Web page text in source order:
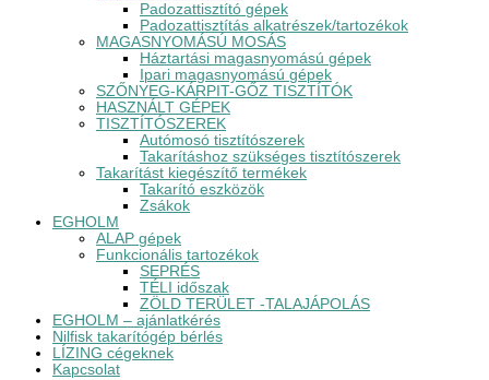
Padozattisztító gépek
Padozattisztítás alkatrészek/tartozékok
MAGASNYOMÁSÚ MOSÁS
Háztartási magasnyomású gépek
Ipari magasnyomású gépek
SZŐNYEG-KÁRPIT-GŐZ TISZTÍTÓK
HASZNÁLT GÉPEK
TISZTÍTÓSZEREK
Autómosó tisztítószerek
Takarításhoz szükséges tisztítószerek
Takarítást kiegészítő termékek
Takarító eszközök
Zsákok
EGHOLM
ALAP gépek
Funkcionális tartozékok
SEPRÉS
TÉLI időszak
ZÖLD TERÜLET -TALAJÁPOLÁS
EGHOLM – ajánlatkérés
Nilfisk takarítógép bérlés
LÍZING cégeknek
Kapcsolat